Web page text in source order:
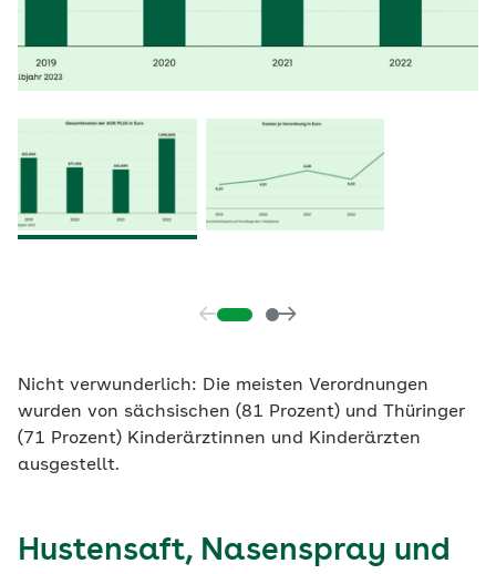
Nicht verwunderlich: Die meisten Verordnungen
wurden von sächsischen (81 Prozent) und Thüringer
(71 Prozent) Kinderärztinnen und Kinderärzten
ausgestellt.
Hustensaft, Nasenspray und